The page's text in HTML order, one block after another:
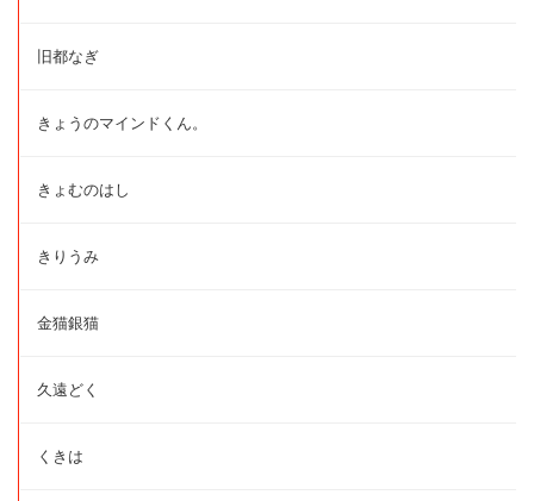
旧都なぎ
きょうのマインドくん。
きょむのはし
きりうみ
金猫銀猫
久遠どく
くきは